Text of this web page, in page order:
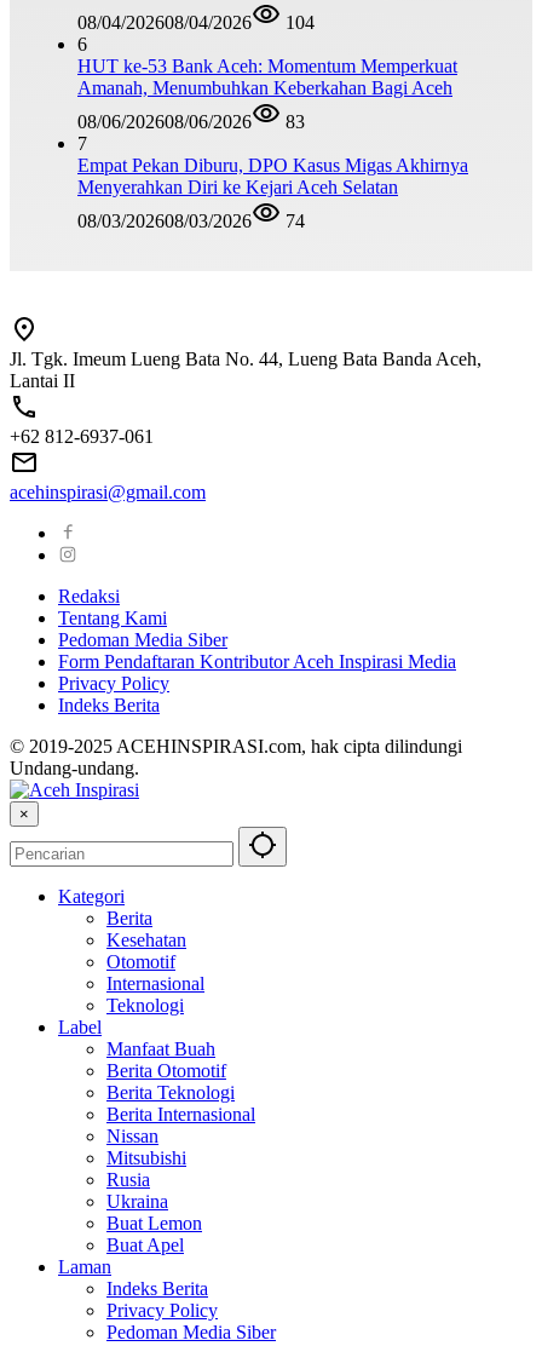
08/04/202608/04/2026
104
6
HUT ke-53 Bank Aceh: Momentum Memperkuat
Amanah, Menumbuhkan Keberkahan Bagi Aceh
08/06/202608/06/2026
83
7
Empat Pekan Diburu, DPO Kasus Migas Akhirnya
Menyerahkan Diri ke Kejari Aceh Selatan
08/03/202608/03/2026 74
Jl. Tgk. Imeum Lueng Bata No. 44, Lueng Bata Banda Aceh,
Lantai II
+62 812-6937-061
acehinspirasi@gmail.com
Redaksi
Tentang Kami
Pedoman Media Siber
Form Pendaftaran Kontributor Aceh Inspirasi Media
Privacy Policy
Indeks Berita
© 2019-2025 ACEHINSPIRASI.com, hak cipta dilindungi
Undang-undang.
×
Kategori
Berita
Kesehatan
Otomotif
Internasional
Teknologi
Label
Manfaat Buah
Berita Otomotif
Berita Teknologi
Berita Internasional
Nissan
Mitsubishi
Rusia
Ukraina
Buat Lemon
Buat Apel
Laman
Indeks Berita
Privacy Policy
Pedoman Media Siber